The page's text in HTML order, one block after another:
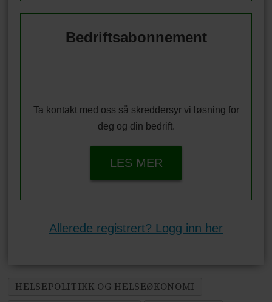
Bedriftsabonnement
Ta kontakt med oss så skreddersyr vi løsning for
deg og din bedrift.
LES MER
Allerede registrert? Logg inn her
HELSEPOLITIKK OG HELSEØKONOMI